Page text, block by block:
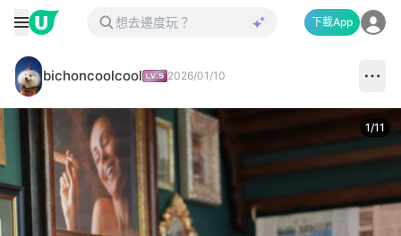
下載App
bichoncoolcool 2026/01/10
1/11